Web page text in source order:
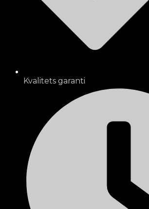
Kvalitets garanti